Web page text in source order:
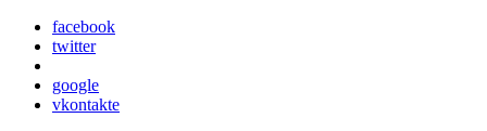
facebook
twitter
google
vkontakte